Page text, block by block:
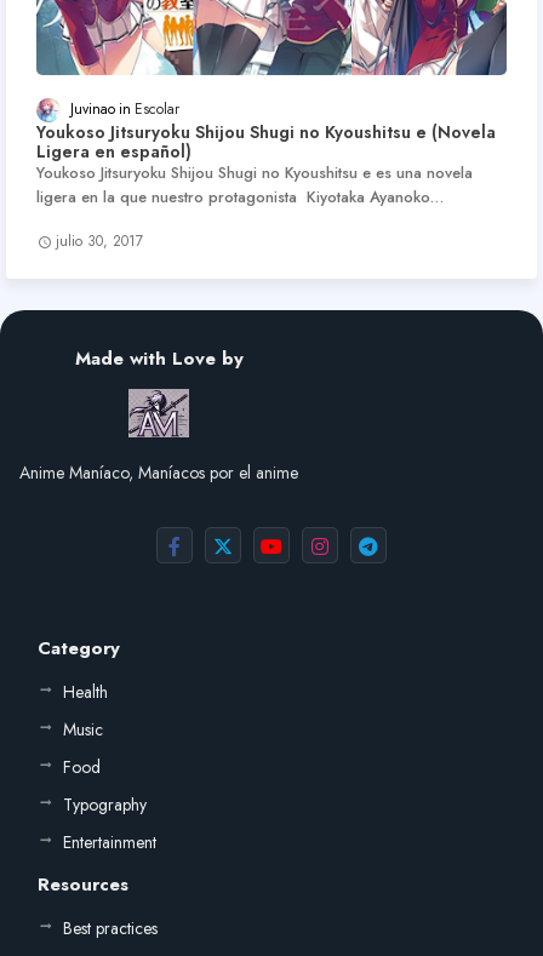
Juvinao Escolar
Youkoso Jitsuryoku Shijou Shugi no Kyoushitsu e (Novela
Ligera en español)
Youkoso Jitsuryoku Shijou Shugi no Kyoushitsu e es una novela
ligera en la que nuestro protagonista Kiyotaka Ayanoko…
julio 30, 2017
Made with Love by
Anime Maníaco, Maníacos por el anime
Category
Health
Music
Food
Typography
Entertainment
Resources
Best practices